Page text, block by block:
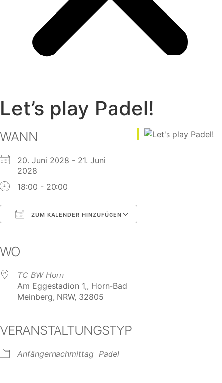
Let’s play Padel!
WANN
20. Juni 2028 - 21. Juni
2028
18:00 - 20:00
ZUM KALENDER HINZUFÜGEN
WO
TC BW Horn
Am Eggestadion 1,, Horn-Bad
Meinberg, NRW, 32805
VERANSTALTUNGSTYP
Anfängernachmittag Padel